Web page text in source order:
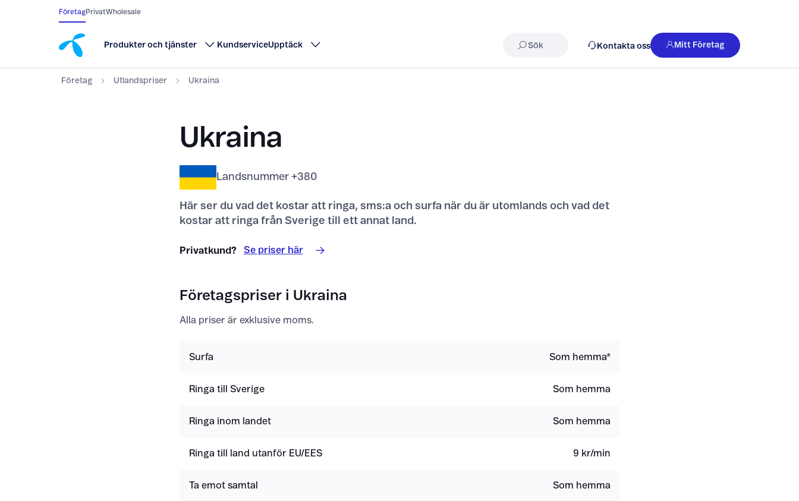
FöretagPrivatWholesale
Produkter och tjänster KundserviceUpptäck
Sök Kontakta oss Mitt Företag
Företag Utlandspriser Ukraina
Ukraina
Landsnummer +380
Här ser du vad det kostar att ringa, sms:a och surfa när du är utomlands och vad det
kostar att ringa från Sverige till ett annat land.
Privatkund? Se priser här
Företagspriser i Ukraina
Alla priser är exklusive moms.
Surfa Som hemma*
Ringa till Sverige Som hemma
Ringa inom landet Som hemma
Ringa till land utanför EU/EES 9 kr/min
Ta emot samtal Som hemma